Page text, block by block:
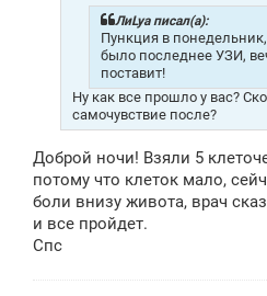
ЛиLya писал(а):
Пункция в
было последнее УЗИ,
поставит!
Ну как все прошло у вас?
самочувствие после?
Доброй ночи! Взяли 5
потому что клеток мало,
боли внизу живота, врач
и все пройдет.
Спс